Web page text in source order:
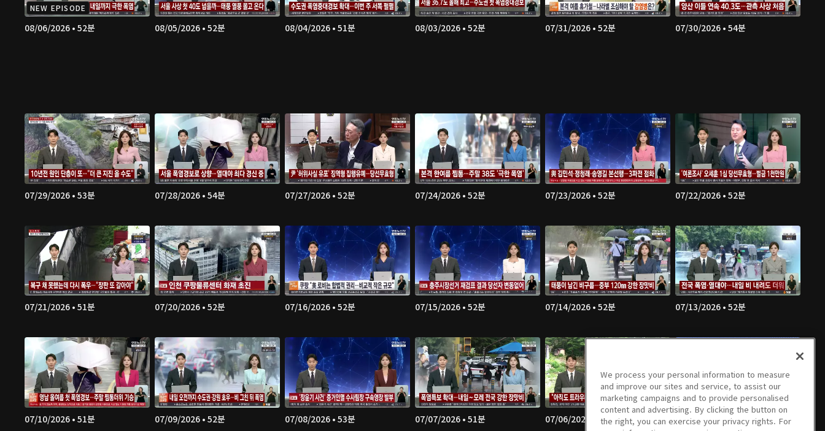
NEW EPISODE
08/06/2026 • 52분 08/05/2026 • 52분 08/04/2026 • 51분 08/03/2026 • 52분 07/31/2026 • 52분 07/30/2026 • 54분
07/29/2026 • 53분 07/28/2026 • 54분 07/27/2026 • 52분 07/24/2026 • 52분 07/23/2026 • 52분 07/22/2026 • 52분
07/21/2026 • 51분 07/20/2026 • 52분 07/16/2026 • 52분 07/15/2026 • 52분 07/14/2026 • 52분 07/13/2026 • 52분
07/10/2026 • 51분 07/09/2026 • 52분 07/08/2026 • 53분 07/07/2026 • 51분 07/06/2026 • 52분 07/03/2026 • 54분
We process your personal information to measure
and improve our sites and service, to assist our
marketing campaigns and to provide personalised
content and advertising. By clicking the button on
the right, you can exercise your privacy rights. For